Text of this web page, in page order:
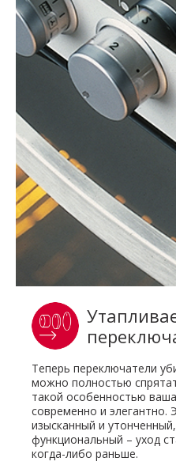
Теперь переключатели
можно полностью
такой особенностью
современно и элегантно.
изысканный и
функциональный – уход
когда-либо раньше.